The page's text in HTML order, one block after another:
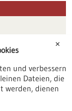
✕
und verbessern
Dateien, die
werden, dienen